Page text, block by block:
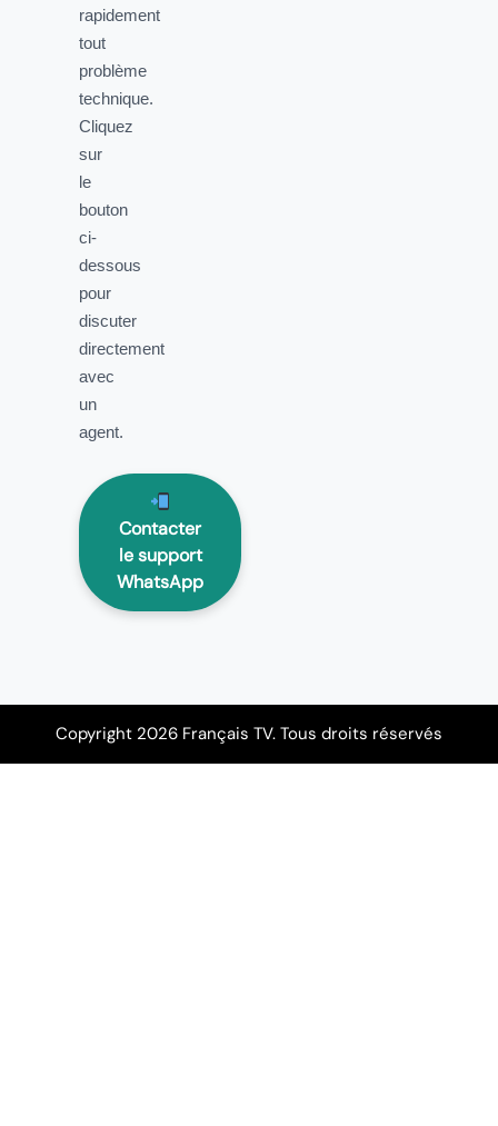
rapidement
tout
problème
technique.
Cliquez
sur
le
bouton
ci-
dessous
pour
discuter
directement
avec
un
agent.
Contacter
le support
WhatsApp
Copyright 2026 Français TV. Tous droits réservés